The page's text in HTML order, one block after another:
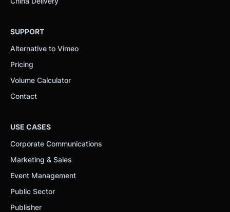
SUPPORT
Alternative to Vimeo
Pricing
Volume Calculator
Contact
USE CASES
Corporate Communications
Marketing & Sales
Event Management
Public Sector
Publisher